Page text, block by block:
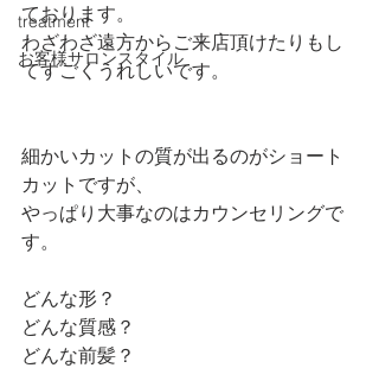
treatment
お客様サロンスタイル
ております。
わざわざ遠方からご来店頂けたりもし
てすごくうれしいです。
細かいカットの質が出るのがショート
カットですが、
やっぱり大事なのはカウンセリングで
す。
どんな形？
どんな質感？
どんな前髪？